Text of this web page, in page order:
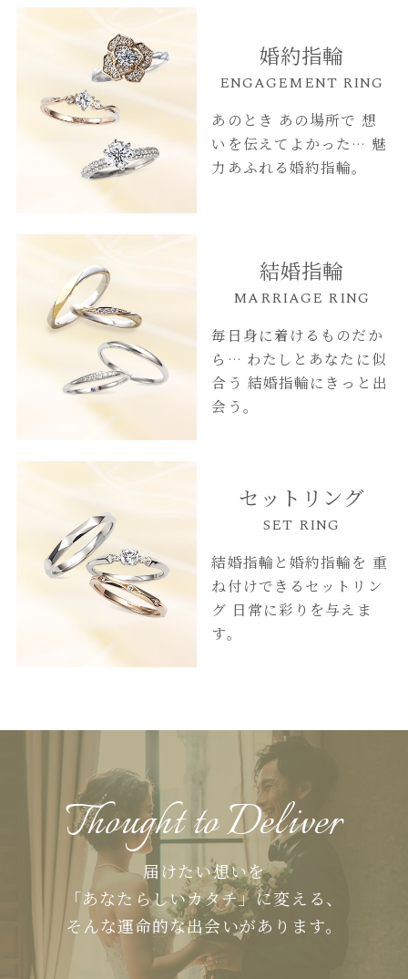
婚約指輪
ENGAGEMENT RING
あのとき あの場所で 想
いを伝えてよかった… 魅
力あふれる婚約指輪。
結婚指輪
MARRIAGE RING
毎日身に着けるものだか
ら… わたしとあなたに似
合う 結婚指輪にきっと出
会う。
セットリング
SET RING
結婚指輪と婚約指輪を 重
ね付けできるセットリン
グ 日常に彩りを与えま
す。
Thought to Deliver
届けたい想いを
「あなたらしいカタチ」に変える、
そんな運命的な出会いがあります。